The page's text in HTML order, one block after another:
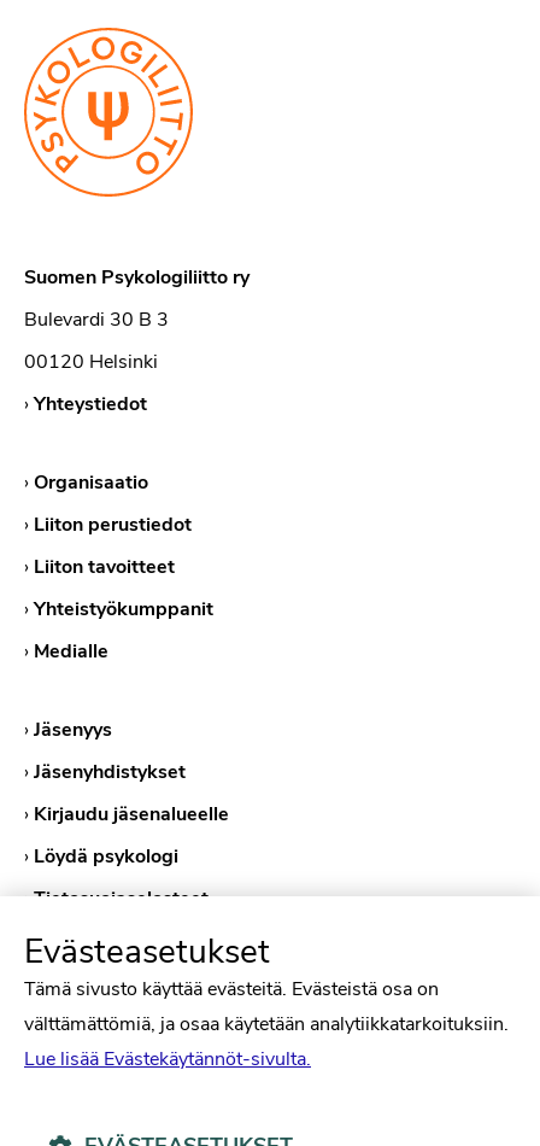
Suomen Psykologiliitto ry
Bulevardi 30 B 3
00120 Helsinki
›Yhteystiedot
›Organisaatio
› Liiton perustiedot
› Liiton tavoitteet
›Yhteistyökumppanit
› Medialle
›Jäsenyys
›Jäsenyhdistykset
› Kirjaudu jäsenalueelle
› Löydä psykologi
›Tietosuojaselosteet
›Evästekäytännöt
Evästeasetukset
Tämä sivusto käyttää evästeitä. Evästeistä osa on
välttämättömiä, ja osaa käytetään analytiikkatarkoituksiin.
Lue lisää Evästekäytännöt-sivulta.